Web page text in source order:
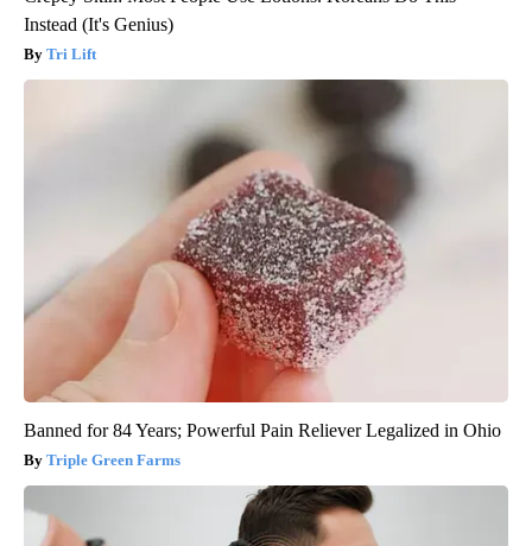
Instead (It's Genius)
Tri Lift
Banned for 84 Years; Powerful Pain Reliever Legalized in Ohio
Triple Green Farms